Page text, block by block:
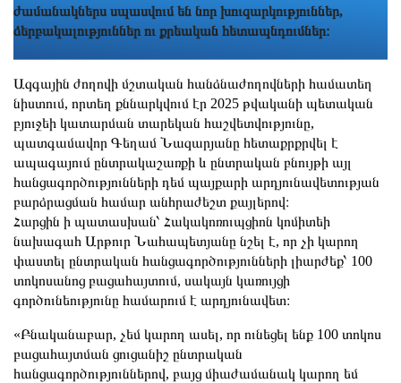
ժամանակներս սպասվում են նոր խուզարկություններ,
ձերբակալություններ ու քրեական հետապնդումներ։
Ազգային ժողովի մշտական հանձնաժողովների համատեղ
նիստում, որտեղ քննարկվում էր 2025 թվականի պետական
բյուջեի կատարման տարեկան հաշվետվությունը,
պատգամավոր Գեղամ Նազարյանը հետաքրքրվել է
ապագայում ընտրակաշառքի և ընտրական բնույթի այլ
հանցագործությունների դեմ պայքարի արդյունավետության
բարձրացման համար անհրաժեշտ քայլերով։
Հարցին ի պատասխան՝ Հակակոռուպցիոն կոմիտեի
նախագահ Արթուր Նահապետյանը նշել է, որ չի կարող
փաստել ընտրական հանցագործությունների լիարժեք՝ 100
տոկոսանոց բացահայտում, սակայն կառույցի
գործունեությունը համարում է արդյունավետ։
«Բնականաբար, չեմ կարող ասել, որ ունեցել ենք 100 տոկոս
բացահայտման ցուցանիշ ընտրական
հանցագործություններով, բայց միաժամանակ կարող եմ